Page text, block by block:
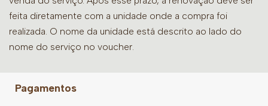
feita diretamente com a unidade onde a compra foi
realizada. O nome da unidade está descrito ao lado do
nome do serviço no voucher.
Pagamentos